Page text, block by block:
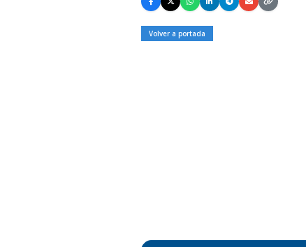
Volver a portada